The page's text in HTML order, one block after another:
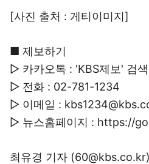
[사진 출처 : 게티이미지]
■ 제보하기
▷ 카카오톡 : 'KBS제보' 검색
▷ 전화 : 02-781-1234
▷ 이메일 :
▷ 뉴스홈페이지 : https://
최유경 기자 (60@kbs.co.kr)